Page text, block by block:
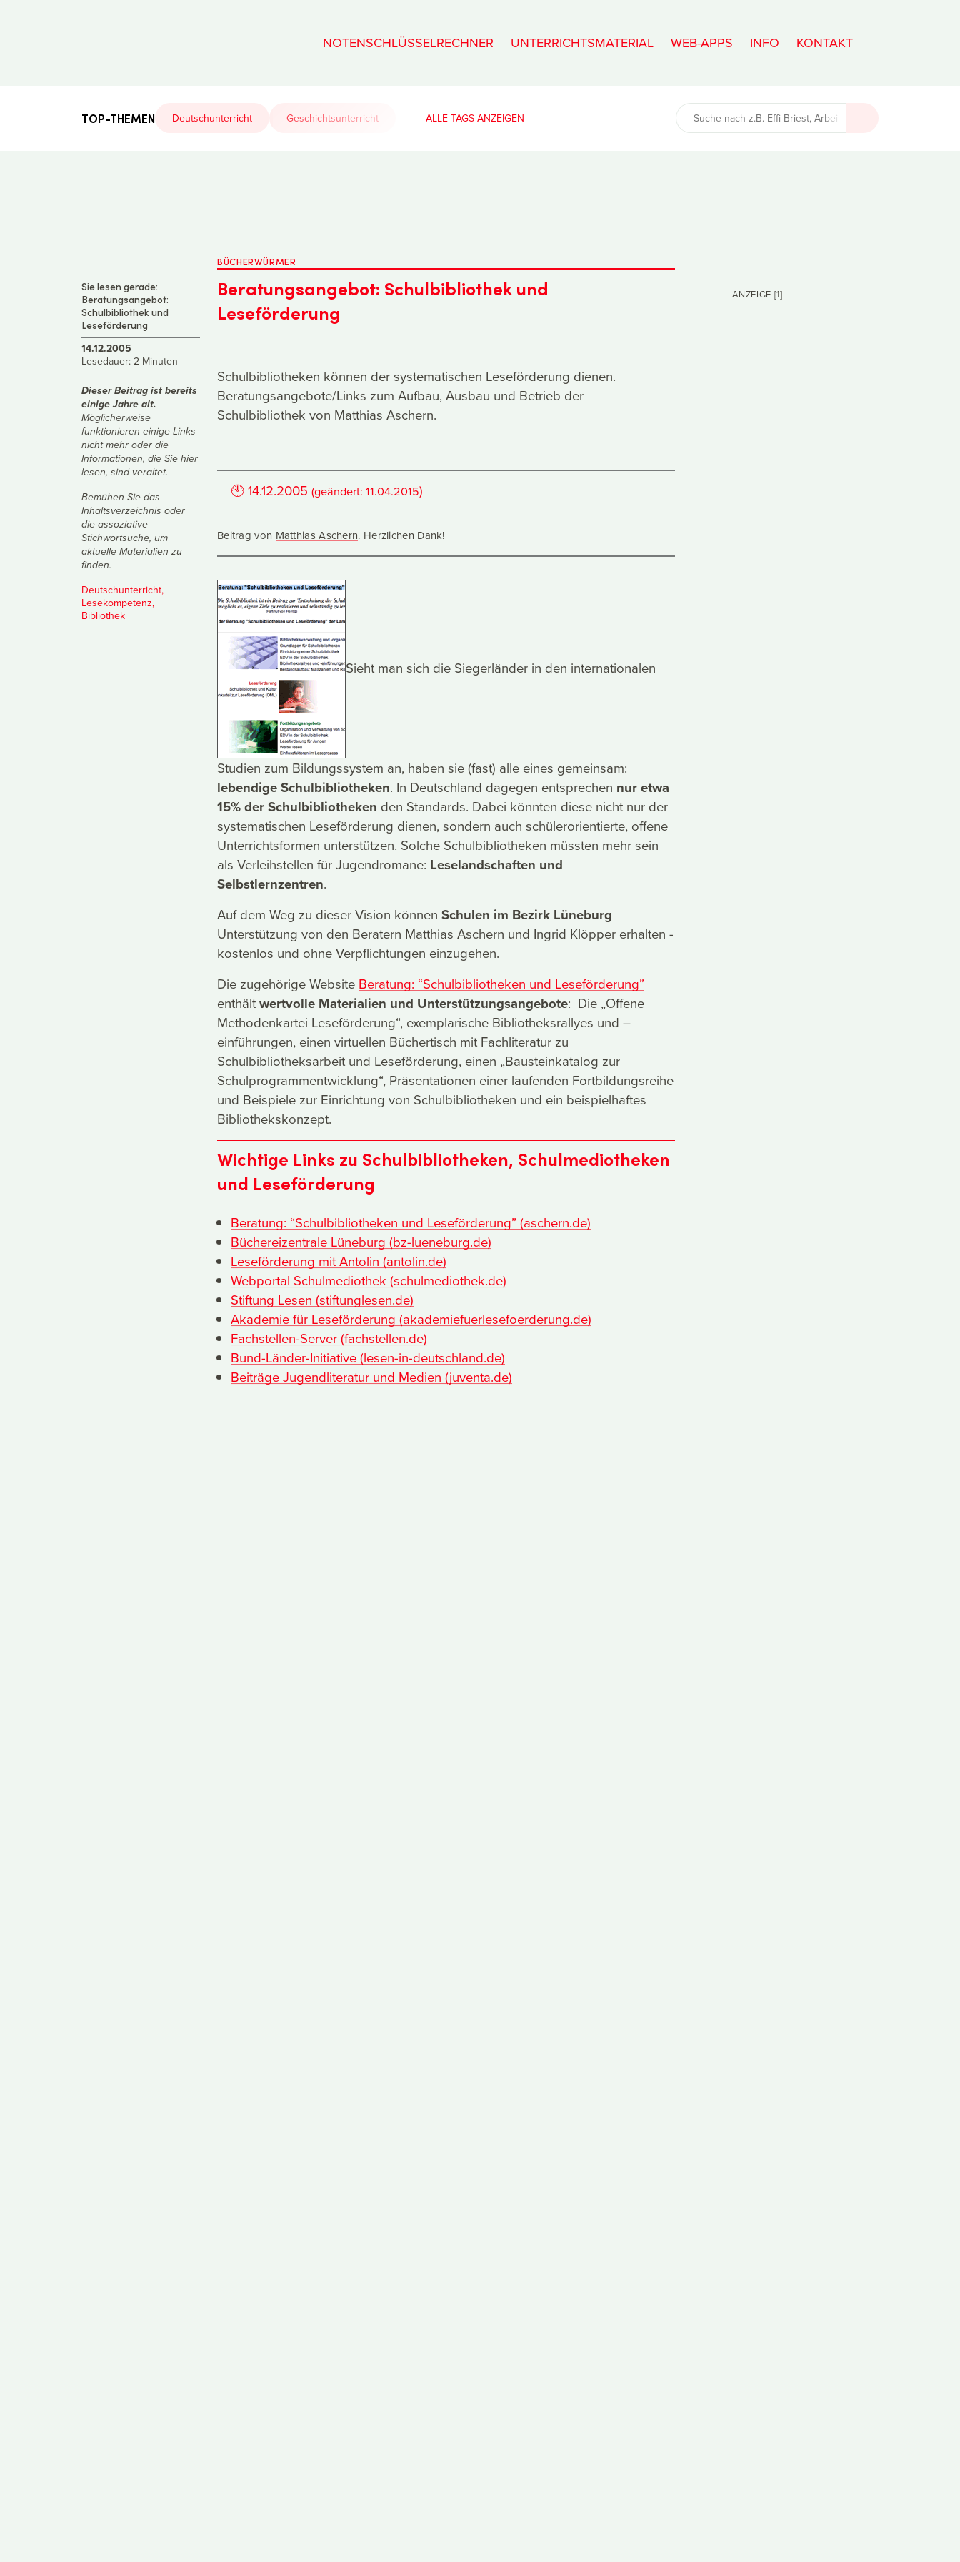
NOTENSCHLÜSSELRECHNER UNTERRICHTSMATERIAL WEB-APPS INFO KONTAKT
TOP-THEMEN Deutschunterricht Geschichtsunterricht ALLE TAGS
Sie lesen gerade:
Beratungsangebot:
Schulbibliothek und
Leseförderung
14.12.2005
Lesedauer: 2 Minuten
Dieser Beitrag ist bereits
einige Jahre alt.
Möglicherweise
funktionieren einige Links
nicht mehr oder die
Informationen, die Sie hier
lesen, sind veraltet.
Bemühen Sie das
Inhaltsverzeichnis oder
die assoziative
Stichwortsuche, um
aktuelle Materialien zu
finden.
Deutschunterricht,
Lesekompetenz,
Bibliothek
BÜCHERWÜRMER
Beratungsangebot: Schulbibliothek und
Leseförderung
Schulbibliotheken können der systematischen Leseförderung dienen.
Beratungsangebote/Links zum Aufbau, Ausbau und Betrieb der
Schulbibliothek von Matthias Aschern.
🕙14.12.2005 (geändert:11.04.2015)
Beitrag von Matthias Aschern. Herzlichen Dank!
Sieht man sich die Siegerländer in den internationalen
Studien zum Bildungssystem an, haben sie (fast) alle eines gemeinsam:
lebendige Schulbibliotheken. In Deutschland dagegen entsprechen nur etwa
15% der Schulbibliotheken den Standards. Dabei könnten diese nicht nur der
systematischen Leseförderung dienen, sondern auch schülerorientierte, offene
Unterrichtsformen unterstützen. Solche Schulbibliotheken müssten mehr sein
als Verleihstellen für Jugendromane: Leselandschaften und
Selbstlernzentren.
Auf dem Weg zu dieser Vision können Schulen im Bezirk Lüneburg
Unterstützung von den Beratern Matthias Aschern und Ingrid Klöpper erhalten -
kostenlos und ohne Verpflichtungen einzugehen.
Die zugehörige Website Beratung: “Schulbibliotheken und Leseförderung”
enthältwertvolle Materialien und Unterstützungsangebote: Die „Offene
Methodenkartei Leseförderung“, exemplarische Bibliotheksrallyes und –
einführungen, einen virtuellen Büchertisch mit Fachliteratur zu
Schulbibliotheksarbeit und Leseförderung, einen „Bausteinkatalog zur
Schulprogrammentwicklung“, Präsentationen einer laufenden Fortbildungsreihe
und Beispiele zur Einrichtung von Schulbibliotheken und ein beispielhaftes
Bibliothekskonzept.
Wichtige Links zu Schulbibliotheken, Schulmediotheken
und Leseförderung
Beratung: “Schulbibliotheken und Leseförderung” (aschern.de)
Büchereizentrale Lüneburg (bz-lueneburg.de)
Leseförderung mit Antolin (antolin.de)
Webportal Schulmediothek (schulmediothek.de)
Stiftung Lesen (stiftunglesen.de)
Akademie für Leseförderung (akademiefuerlesefoerderung.de)
Fachstellen-Server (fachstellen.de)
Bund-Länder-Initiative (lesen-in-deutschland.de)
Beiträge Jugendliteratur und Medien (juventa.de)
ANZEIGE [1]